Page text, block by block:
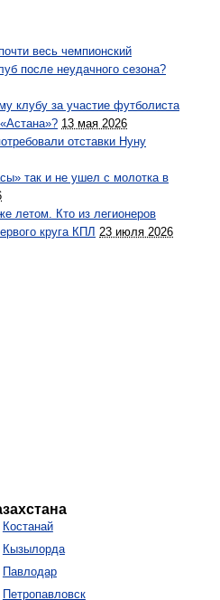
весь чемпионский
после неудачного сезона?
клубу за участие футболиста
13 мая 2026
отставки Нуну
так и не ушел с молотка в
летом. Кто из легионеров
круга КПЛ 23 июля 2026
Костанай
Кызылорда
Павлодар
Петропавловск